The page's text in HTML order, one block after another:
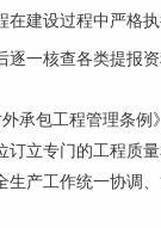
在建设过程中严格
逐一核查各类提报
承包工程管理条
订立专门的工程质
生产工作统一协调